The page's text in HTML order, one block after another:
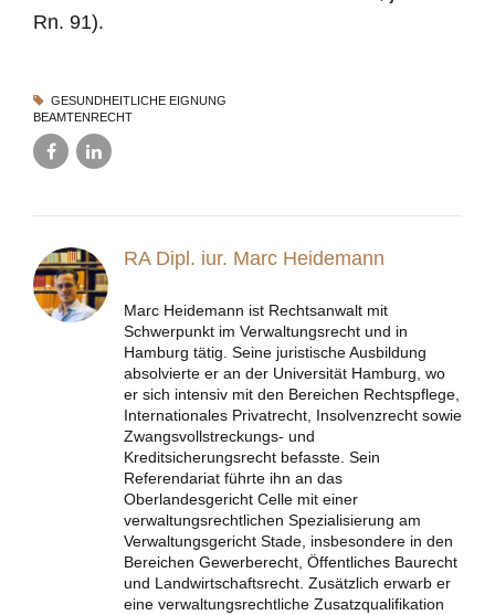
Rn. 91).
GESUNDHEITLICHE EIGNUNG
BEAMTENRECHT
RA Dipl. iur. Marc Heidemann
Marc Heidemann ist Rechtsanwalt mit
Schwerpunkt im Verwaltungsrecht und in
Hamburg tätig. Seine juristische Ausbildung
absolvierte er an der Universität Hamburg, wo
er sich intensiv mit den Bereichen Rechtspflege,
Internationales Privatrecht, Insolvenzrecht sowie
Zwangsvollstreckungs- und
Kreditsicherungsrecht befasste. Sein
Referendariat führte ihn an das
Oberlandesgericht Celle mit einer
verwaltungsrechtlichen Spezialisierung am
Verwaltungsgericht Stade, insbesondere in den
Bereichen Gewerberecht, Öffentliches Baurecht
und Landwirtschaftsrecht. Zusätzlich erwarb er
eine verwaltungsrechtliche Zusatzqualifikation